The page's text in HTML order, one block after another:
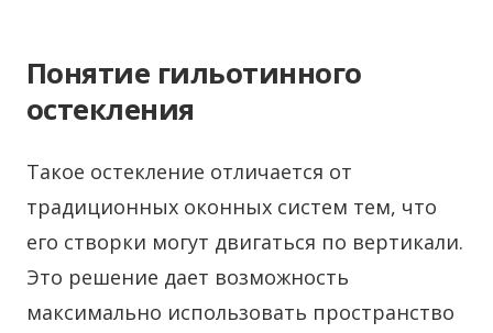
Понятие гильотинного
остекления
Такое остекление отличается от
традиционных оконных систем тем, что
его створки могут двигаться по вертикали.
Это решение дает возможность
максимально использовать пространство